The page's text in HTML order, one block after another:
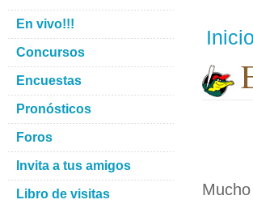
Inicio
En vivo!!!
Concursos
Encuestas
Pronósticos
Foros
Invita a tus amigos
Libro de visitas